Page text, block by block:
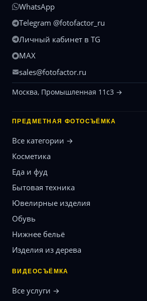
WhatsApp
Telegram @fotofactor_ru
Личный кабинет в TG
MAX
sales@fotofactor.ru
Москва, Промышленная 11с3 →
ПРЕДМЕТНАЯ ФОТОСЪЁМКА
Все категории →
Косметика
Еда и фуд
Бытовая техника
Ювелирные изделия
Обувь
Нижнее бельё
Изделия из дерева
ВИДЕОСЪЁМКА
Все услуги →